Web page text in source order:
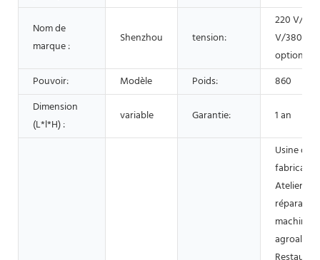
Nom de
marque :
Shenzhou tension:
220 V/300
V/380 V/
option
Pouvoir:
Modèle Poids:
860
Dimension
(L*l*H) :
variable Garantie: 1 an
Usine de
Atelier de